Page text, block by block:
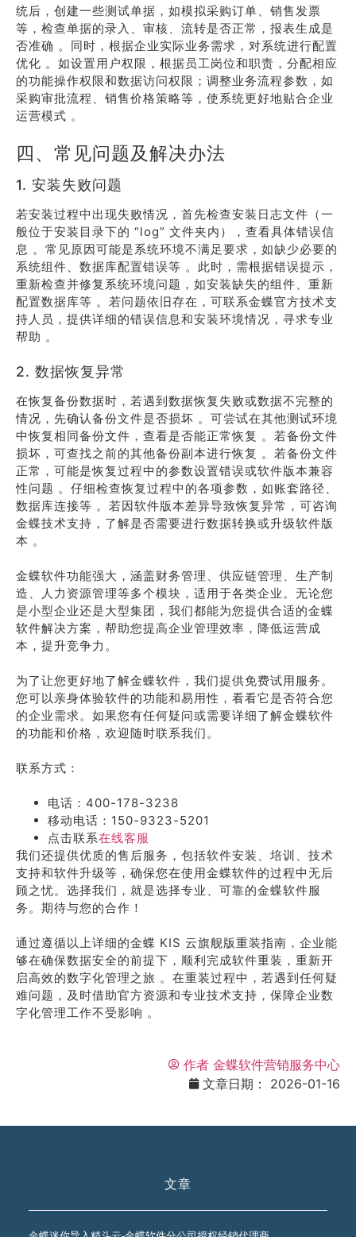
统后，创建一些测试单据，如模拟采购订单、销售发票
等，检查单据的录入、审核、流转是否正常，报表生成是
否准确 。同时，根据企业实际业务需求，对系统进行配置
优化 。如设置用户权限，根据员工岗位和职责，分配相应
的功能操作权限和数据访问权限；调整业务流程参数，如
采购审批流程、销售价格策略等，使系统更好地贴合企业
运营模式 。
四、常见问题及解决办法
1. 安装失败问题
若安装过程中出现失败情况，首先检查安装日志文件（一
般位于安装目录下的 “log” 文件夹内），查看具体错误信
息 。常见原因可能是系统环境不满足要求，如缺少必要的
系统组件、数据库配置错误等 。此时，需根据错误提示，
重新检查并修复系统环境问题，如安装缺失的组件、重新
配置数据库等 。若问题依旧存在，可联系金蝶官方技术支
持人员，提供详细的错误信息和安装环境情况，寻求专业
帮助 。
2. 数据恢复异常
在恢复备份数据时，若遇到数据恢复失败或数据不完整的
情况，先确认备份文件是否损坏 。可尝试在其他测试环境
中恢复相同备份文件，查看是否能正常恢复 。若备份文件
损坏，可查找之前的其他备份副本进行恢复 。若备份文件
正常，可能是恢复过程中的参数设置错误或软件版本兼容
性问题 。仔细检查恢复过程中的各项参数，如账套路径、
数据库连接等 。若因软件版本差异导致恢复异常，可咨询
金蝶技术支持，了解是否需要进行数据转换或升级软件版
本 。
金蝶软件功能强大，涵盖财务管理、供应链管理、生产制
造、人力资源管理等多个模块，适用于各类企业。无论您
是小型企业还是大型集团，我们都能为您提供合适的金蝶
软件解决方案，帮助您提高企业管理效率，降低运营成
本，提升竞争力。
为了让您更好地了解金蝶软件，我们提供免费试用服务。
您可以亲身体验软件的功能和易用性，看看它是否符合您
的企业需求。如果您有任何疑问或需要详细了解金蝶软件
的功能和价格，欢迎随时联系我们。
联系方式：
电话：400-178-3238
移动电话：150-9323-5201
点击联系在线客服
我们还提供优质的售后服务，包括软件安装、培训、技术
支持和软件升级等，确保您在使用金蝶软件的过程中无后
顾之忧。选择我们，就是选择专业、可靠的金蝶软件服
务。期待与您的合作！
通过遵循以上详细的金蝶 KIS 云旗舰版重装指南，企业能
够在确保数据安全的前提下，顺利完成软件重装，重新开
启高效的数字化管理之旅 。在重装过程中，若遇到任何疑
难问题，及时借助官方资源和专业技术支持，保障企业数
字化管理工作不受影响 。
作者 金蝶软件营销服务中心
文章日期：
2026-01-16
文章